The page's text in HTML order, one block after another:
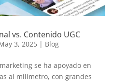
vs. Contenido UGC
3, 2025| Blog
se ha apoyado en
al milímetro, con grandes